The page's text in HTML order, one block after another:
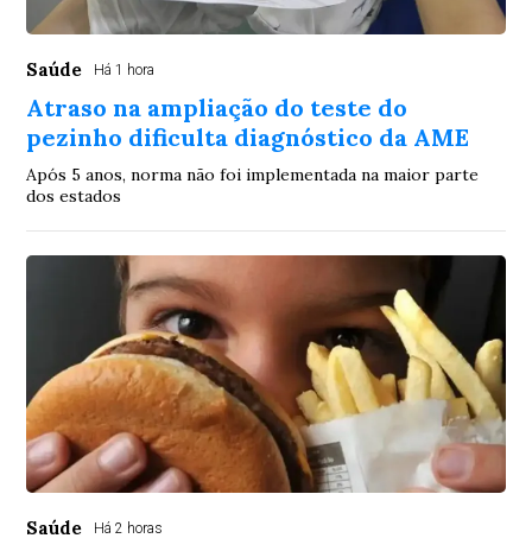
Saúde Há 1 hora
Atraso na ampliação do teste do
pezinho dificulta diagnóstico da AME
Após 5 anos, norma não foi implementada na maior parte
dos estados
Saúde Há 2 horas